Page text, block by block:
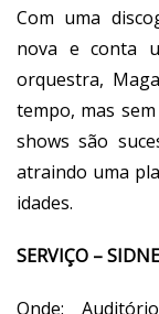
Com uma
nova e conta
orquestra,
tempo, mas
shows são
atraindo uma
idades.
SERVIÇO –
Onde: